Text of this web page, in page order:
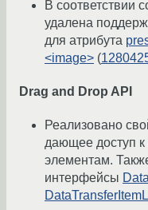
В соответствии
удалена
для атрибута
<image> (
Drag and Drop API
Реализовано
дающее доступ к
элементам.
интерфейсы